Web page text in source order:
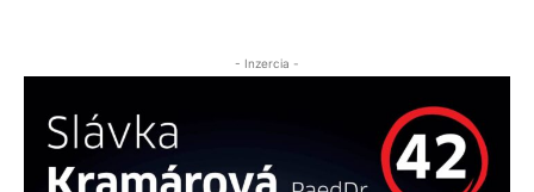
- Inzercia -